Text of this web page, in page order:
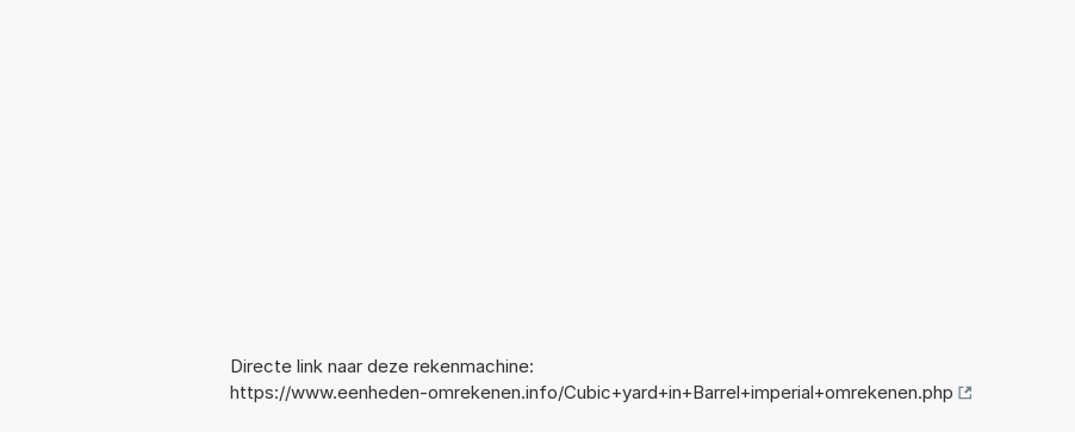
Directe link naar deze rekenmachine:
https://www.eenheden-omrekenen.info/Cubic+yard+in+Barrel+imperial+omrekenen.php